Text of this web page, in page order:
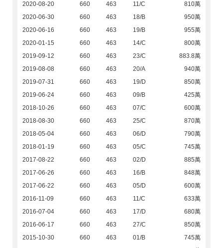
2020-08-20
660 463 11/C
810萬
2020-06-30
660 463 18/B
950萬
2020-06-16
660 463 19/B
955萬
2020-01-15
660 463 14/C
800萬
2019-09-12
660 463 23/C
883.8萬
2019-08-08
660 463 20/A
940萬
2019-07-31
660 463 19/D
850萬
2019-06-24
660 463 09/B
425萬
2018-10-26
660 463 07/C
600萬
2018-08-30
660 463 25/C
870萬
2018-05-04
660 463 06/D
790萬
2018-01-19
660 463 05/C
745萬
2017-08-22
660 463 02/D
885萬
2017-06-26
660 463 16/B
848萬
2017-06-22
660 463 05/D
600萬
2016-11-09
660 463 11/C
633萬
2016-07-04
660 463 17/D
680萬
2016-06-17
660 463 27/C
850萬
2015-10-30
660 463 01/B
745萬